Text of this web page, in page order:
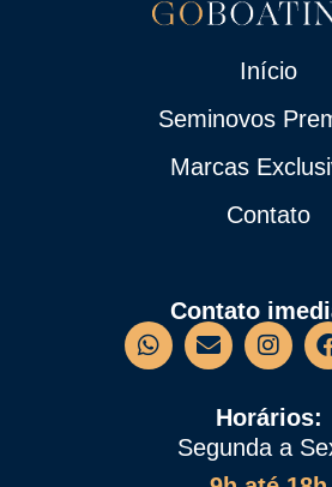
Início
Seminovos
Marcas
Contato
Contato
Horários:
Segunda a